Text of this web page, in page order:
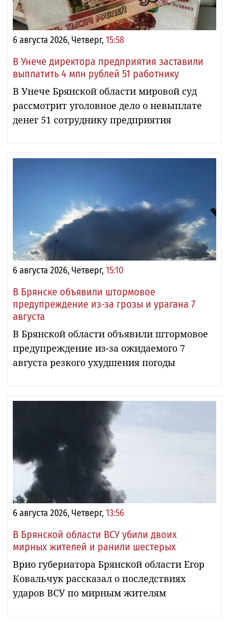
6 августа 2026, Четверг, 15:58
В Унече директора предприятия заставили
выплатить 4 млн рублей 51 работнику
В Унече Брянской области мировой суд
рассмотрит уголовное дело о невыплате
денег 51 сотруднику предприятия
6 августа 2026, Четверг, 15:10
В Брянске объявили штормовое
предупреждение из-за грозы и урагана 7
августа
В Брянской области объявили штормовое
предупреждение из-за ожидаемого 7
августа резкого ухудшения погоды
6 августа 2026, Четверг, 13:56
В Брянской области ВСУ убили двоих
мирных жителей и ранили шестерых
Врио губернатора Брянской области Егор
Ковальчук рассказал о последствиях
ударов ВСУ по мирным жителям